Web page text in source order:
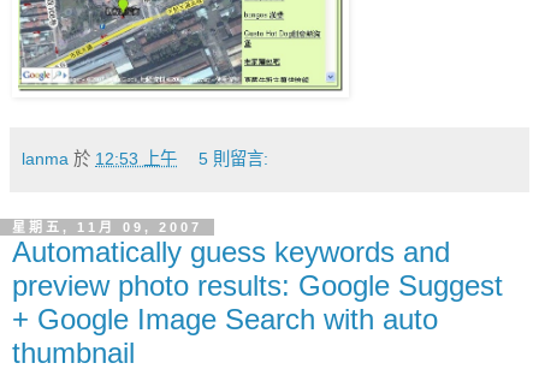
lanma 於 12:53 上午 5 則留言:
星期五, 11月 09, 2007
Automatically guess keywords and
preview photo results: Google Suggest
+ Google Image Search with auto
thumbnail